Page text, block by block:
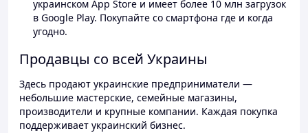
украинском App Store и имеет более 10 млн загрузок
в Google Play. Покупайте со смартфона где и когда
угодно.
Продавцы со всей Украины
Здесь продают украинские предприниматели —
небольшие мастерские, семейные магазины,
производители и крупные компании. Каждая покупка
поддерживает украинский бизнес.